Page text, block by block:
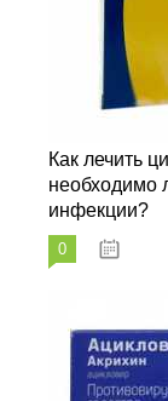
Как лечить
необходимо
инфекции?
0